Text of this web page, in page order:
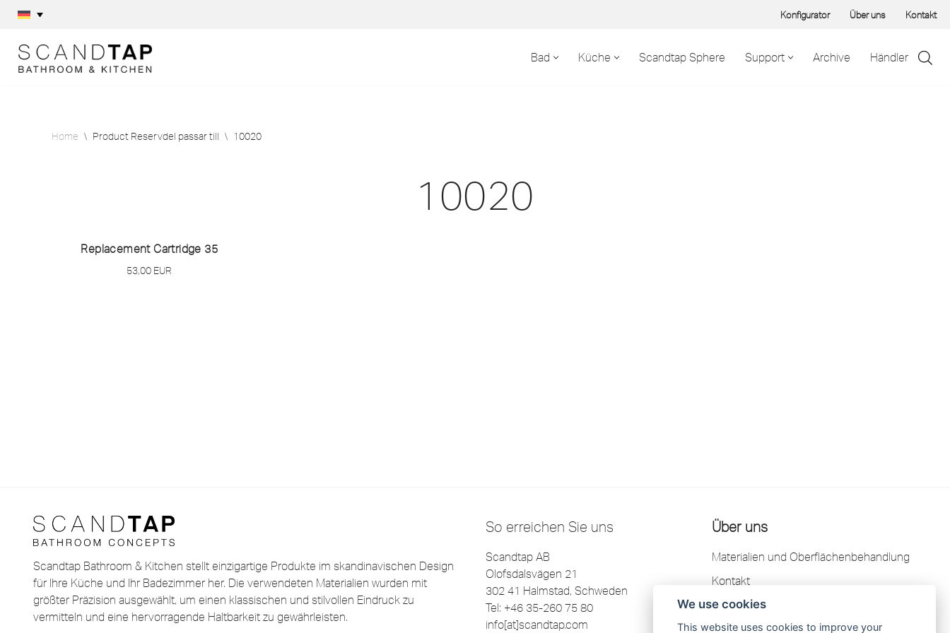
to
content
Konfigurator Über uns Kontakt
Bad Küche Scandtap Sphere Support Archive Händler
Home \ Product Reservdel passar till \ 10020
10020
Replacement Cartridge 35
53,00 EUR
Scandtap Bathroom & Kitchen stellt einzigartige Produkte im skandinavischen Design
für Ihre Küche und Ihr Badezimmer her. Die verwendeten Materialien wurden mit
größter Präzision ausgewählt, um einen klassischen und stilvollen Eindruck zu
vermitteln und eine hervorragende Haltbarkeit zu gewährleisten.
So erreichen Sie uns
Scandtap AB
Olofsdalsvägen 21
302 41 Halmstad, Schweden
Tel: +46 35-260 75 80
info[at]scandtap.com
Über uns
Materialien und Oberflächenbehandlung
Kontakt
Garantie
Datenschutzerklärung
We use cookies
This website uses cookies to improve your